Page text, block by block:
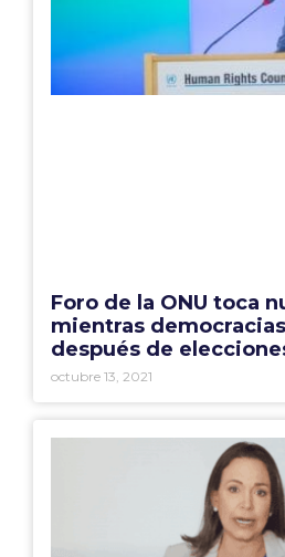
Foro de la ONU toca
mientras democracias
después de
octubre 13, 2021